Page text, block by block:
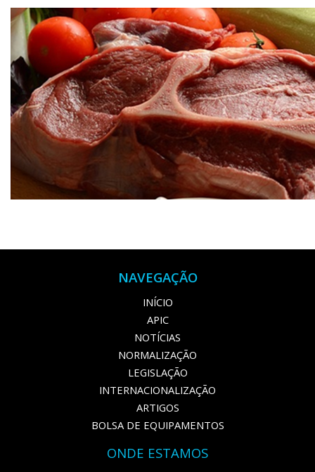
NAVEGAÇÃO
INÍCIO
APIC
NOTÍCIAS
NORMALIZAÇÃO
LEGISLAÇÃO
INTERNACIONALIZAÇÃO
ARTIGOS
BOLSA DE EQUIPAMENTOS
ONDE ESTAMOS